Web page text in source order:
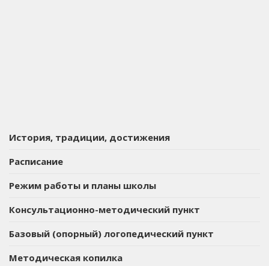
История, традиции, достижения
Расписание
Режим работы и планы школы
Консультационно-методический пункт
Базовый (опорный) логопедический пункт
Методическая копилка